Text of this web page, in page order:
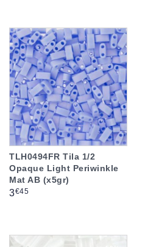
TLH0494FR Tila 1/2
Opaque Light Periwinkle
Mat AB (x5gr)
Prix
3€45